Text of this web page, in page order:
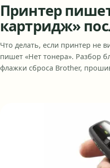
Принтер
картридж»
Что делать, если принтер не
пишет «Нет тонера». Разбор
флажки сброса Brother,